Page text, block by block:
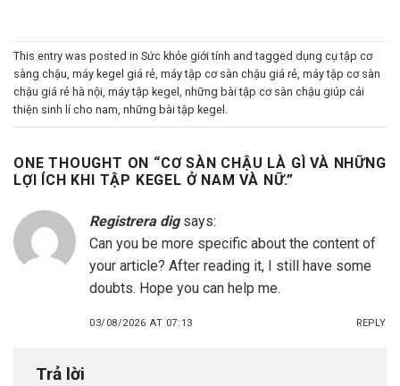
This entry was posted in Sức khỏe giới tính and tagged dụng cụ tập cơ
sàng chậu máy kegel giá rẻ máy tập cơ sàn chậu giá rẻ máy tập cơ sàn
chậu giá rẻ hà nội máy tập kegel những bài tập cơ sàn chậu giúp cải
thiện sinh lí cho nam những bài tập kegel
ONE THOUGHT ON “CƠ SÀN CHẬU LÀ GÌ VÀ NHỮNG
LỢI ÍCH KHI TẬP KEGEL Ở NAM VÀ NỮ.”
Registrera dig says:
Can you be more specific about the content of
your article? After reading it, I still have some
doubts. Hope you can help me.
03/08/2026 AT 07:13 REPLY
Trả lời